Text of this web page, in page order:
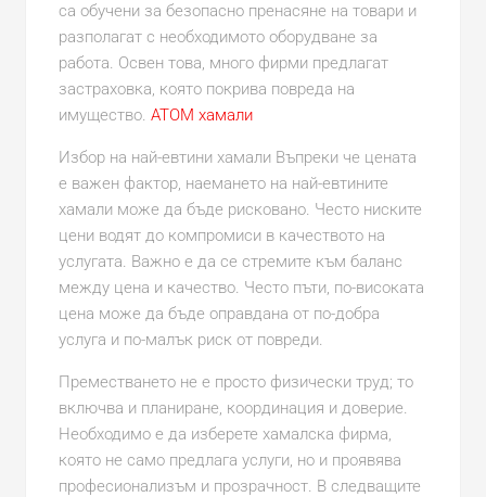
са обучени за безопасно пренасяне на товари и
разполагат с необходимото оборудване за
работа. Освен това, много фирми предлагат
застраховка, която покрива повреда на
имущество. АТОМ хамали
Избор на най-евтини хамали Въпреки че цената
е важен фактор, наемането на най-евтините
хамали може да бъде рисковано. Често ниските
цени водят до компромиси в качеството на
услугата. Важно е да се стремите към баланс
между цена и качество. Често пъти, по-високата
цена може да бъде оправдана от по-добра
услуга и по-малък риск от повреди.
Преместването не е просто физически труд; то
включва и планиране, координация и доверие.
Необходимо е да изберете хамалска фирма,
която не само предлага услуги, но и проявява
професионализъм и прозрачност. В следващите